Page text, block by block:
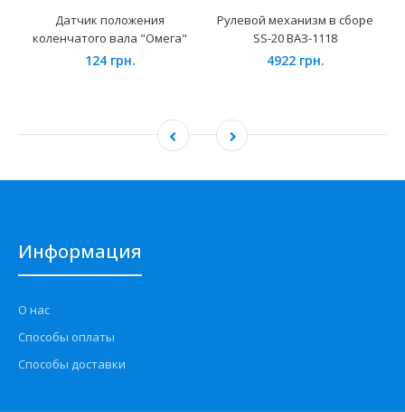
Датчик положения
коленчатого вала "Омега"
124 грн.
Рулевой механизм в сборе
SS-20 ВАЗ-1118
4922 грн.
Информация
О нас
Способы оплаты
Способы доставки